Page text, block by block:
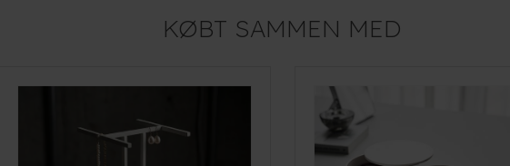
KØBT SAMMEN MED